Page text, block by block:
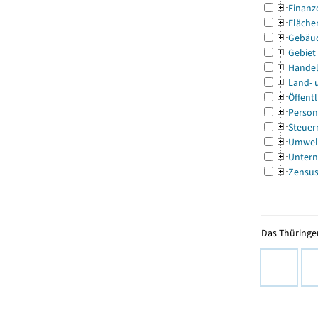
Gebiet
Land-
Zensus
Das